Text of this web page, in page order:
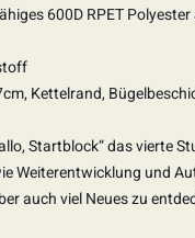
600D RPET
Kettelrand,
Startblock“ das vierte
Weiterentwicklung und
auch viel Neues zu